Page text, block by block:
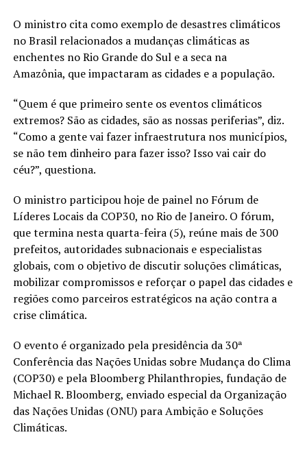
O ministro cita como exemplo de desastres climáticos
no Brasil relacionados a mudanças climáticas as
enchentes no Rio Grande do Sul e a seca na
Amazônia, que impactaram as cidades e a população.
“Quem é que primeiro sente os eventos climáticos
extremos? São as cidades, são as nossas periferias”, diz.
“Como a gente vai fazer infraestrutura nos municípios,
se não tem dinheiro para fazer isso? Isso vai cair do
céu?”, questiona.
O ministro participou hoje de painel no Fórum de
Líderes Locais da COP30, no Rio de Janeiro. O fórum,
que termina nesta quarta-feira (5), reúne mais de 300
prefeitos, autoridades subnacionais e especialistas
globais, com o objetivo de discutir soluções climáticas,
mobilizar compromissos e reforçar o papel das cidades e
regiões como parceiros estratégicos na ação contra a
crise climática.
O evento é organizado pela presidência da 30ª
Conferência das Nações Unidas sobre Mudança do Clima
(COP30) e pela Bloomberg Philanthropies, fundação de
Michael R. Bloomberg, enviado especial da Organização
das Nações Unidas (ONU) para Ambição e Soluções
Climáticas.